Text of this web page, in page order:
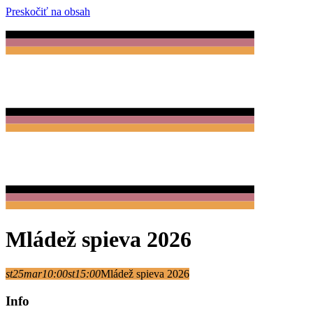
Preskočiť na obsah
Mládež spieva 2026
st25mar10:00st15:00Mládež spieva 2026
Info